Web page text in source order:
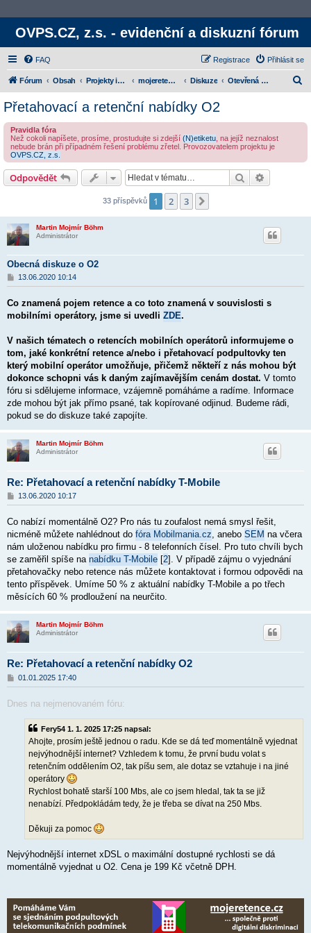
OVPS.CZ, z.s. - evidenční a diskuzní fórum
FAQ Přihlásit se
Registrace
Fórum Obsah Projekty iniciativy mojeretence.cz Diskuze Otevřená diskuzní témata
t
Přetahovací a retenční nabídky O2
Pravidla fóra
Než cokoli napíšete, prosíme, prostudujte si zdejší (N)etiketu , na jejíž neznalost
nebude brán při případném řešení problému zřetel. Provozovatelem projektu je
OVPS.CZ, z.s.
Odpovědět Hledat
33 příspěvků 1 2 3
Martin Mojmír Böhm
Administrátor
Obecná diskuze o O2
P
ř
s
p
ě
e
13.06.2020 10:14
Co znamená pojem retence a co toto znamená v souvislosti s
mobilními operátory, jsme si uvedli ZDE.
V našich tématech o retencích mobilních operátorů informujeme o
tom, jaké konkrétní retence a/nebo i přetahovací podpultovky ten
který mobilní operátor umožňuje, přičemž někteří z nás mohou být
dokonce schopni vás k daným zajímavějším cenám dostat. V tomto
fóru si sdělujeme informace, vzájemně pomáháme a radíme. Informace
zde mohou být jak přímo psané, tak kopírované odjinud. Budeme rádi,
pokud se do diskuze také zapojíte.
Martin Mojmír Böhm
Administrátor
Re: Přetahovací a retenční nabídky T-Mobile
P
ř
s
p
v
e
k
13.06.2020 10:17
Co nabízí momentálně O2? Pro nás tu zoufalost nemá smysl řešit,
nicméně můžete nahlédnout do fóra Mobilmania.cz, anebo SEM na včera
nám uloženou nabídku pro firmu - 8 telefonních čísel. Pro tuto chvíli bych
se zaměřil spíše na nabídku T-Mobile [2]. V případě zájmu o vyjednání
přetahovačky nebo retence nás můžete kontaktovat i formou odpovědi na
tento příspěvek. Umíme 50 % z aktuální nabídky T-Mobile a po třech
měsících 60 % prodloužení na neurčito.
Martin Mojmír Böhm
Administrátor
Re: Přetahovací a retenční nabídky O2
P
ř
s
01.01.2025 17:40
Dnes na nejmenovaném fóru:
Fery54 1. 1. 2025 17:25 napsal:
Ahojte, prosím ještě jednou o radu. Kde se dá teď momentálně vyjednat
nejvýhodnější internet? Vzhledem k tomu, že první budu volat s
retenčním oddělením O2, tak píšu sem, ale dotaz se vztahuje i na jiné
operátory
Rychlost bohatě starší 100 Mbs, ale co jsem hledal, tak ta se již
nenabízí. Předpokládám tedy, že je třeba se dívat na 250 Mbs.
Děkuji za pomoc
Nejvýhodnější internet xDSL o maximální dostupné rychlosti se dá
momentálně vyjednat u O2. Cena je 199 Kč včetně DPH.